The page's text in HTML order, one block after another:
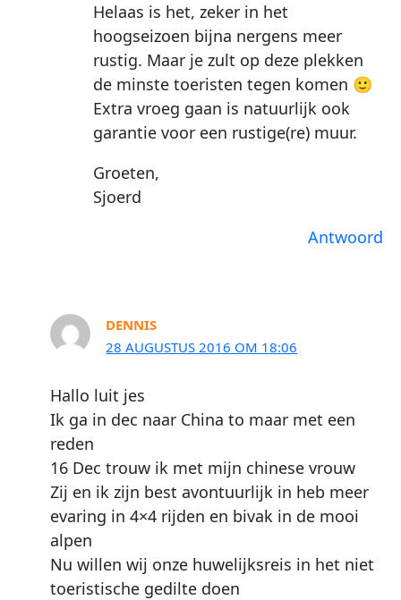
Helaas is het, zeker in het
hoogseizoen bijna nergens meer
rustig. Maar je zult op deze plekken
de minste toeristen tegen komen 🙂
Extra vroeg gaan is natuurlijk ook
garantie voor een rustige(re) muur.
Groeten,
Sjoerd
Antwoord
DENNIS
28 AUGUSTUS 2016 OM 18:06
Hallo luit jes
Ik ga in dec naar China to maar met een
reden
16 Dec trouw ik met mijn chinese vrouw
Zij en ik zijn best avontuurlijk in heb meer
evaring in 4×4 rijden en bivak in de mooi
alpen
Nu willen wij onze huwelijksreis in het niet
toeristische gedilte doen